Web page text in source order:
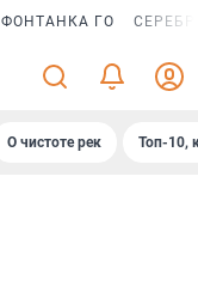
ФОНТАНКА ГО
О чистоте рек Топ-10,